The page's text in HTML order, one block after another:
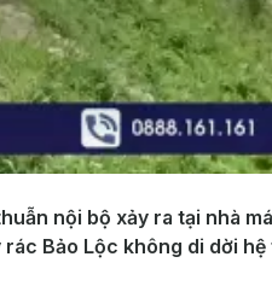
nội bộ xảy ra tại nhà
rác Bảo Lộc không di dời